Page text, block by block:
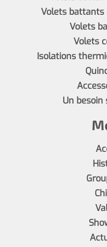
Volets battants
Volets
Volets
Isolations
Un